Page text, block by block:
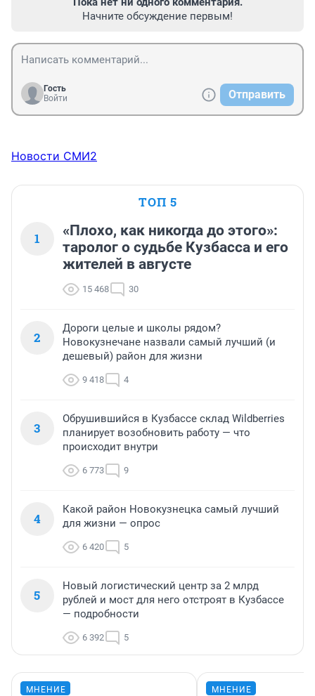
Начните обсуждение первым!
Гость
Войти
Отправить
Новости СМИ2
ТОП 5
1
«Плохо, как никогда до этого»:
таролог о судьбе Кузбасса и его
жителей в августе
15 468 30
2
Дороги целые и школы рядом?
Новокузнечане назвали самый лучший (и
дешевый) район для жизни
9 418 4
3
Обрушившийся в Кузбассе склад Wildberries
планирует возобновить работу — что
происходит внутри
6 773 9
4
Какой район Новокузнецка самый лучший
для жизни — опрос
6 420 5
5
Новый логистический центр за 2 млрд
рублей и мост для него отстроят в Кузбассе
— подробности
6 392 5
МНЕНИЕ МНЕНИЕ